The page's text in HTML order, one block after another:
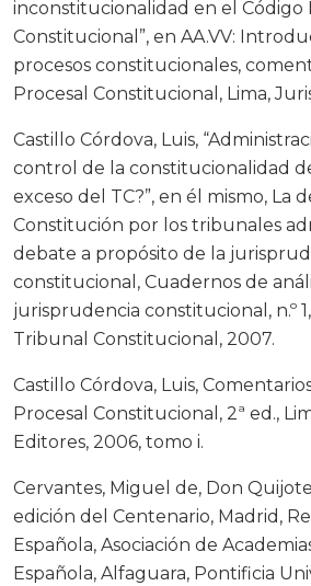
inconstitucionalidad en el Código
Constitucional”, en AA.VV:
procesos constitucionales,
Procesal Constitucional, Lima,
Castillo Córdova, Luis,
control de la constitucionalidad
exceso del TC?”, en él mismo, La
Constitución por los tribunales
debate a propósito de la
constitucional, Cuadernos de
jurisprudencia constitucional, n.º
Tribunal Constitucional, 2007.
Castillo Córdova, Luis,
Procesal Constitucional, 2ª ed.,
Editores, 2006, tomo i.
Cervantes, Miguel de, Don
edición del Centenario, Madrid,
Española, Asociación de
Española, Alfaguara, Pontificia